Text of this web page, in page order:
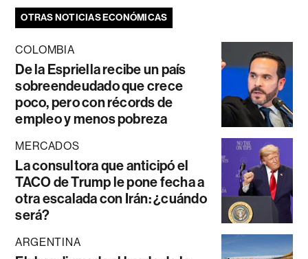
OTRAS NOTICIAS ECONÓMICAS
COLOMBIA
De la Espriella recibe un país
sobreendeudado que crece
poco, pero con récords de
empleo y menos pobreza
MERCADOS
La consultora que anticipó el
TACO de Trump le pone fecha a
otra escalada con Irán: ¿cuándo
será?
ARGENTINA